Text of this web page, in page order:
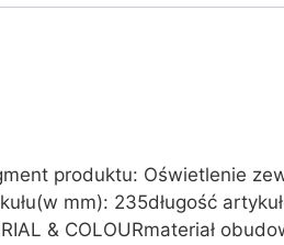
produktu: Oświetlenie
mm): 235długość
& COLOURmateriał